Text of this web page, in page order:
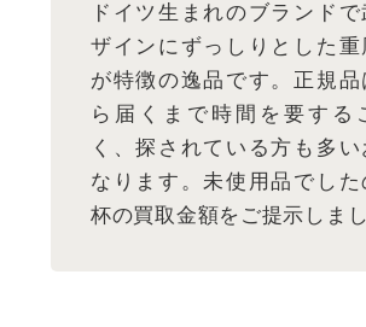
ドイツ生まれのブランド
ザインにずっしりとした重
が特徴の逸品です。正規品
ら届くまで時間を要する
く、探されている方も多い
なります。未使用品でした
杯の買取金額をご提示しまし